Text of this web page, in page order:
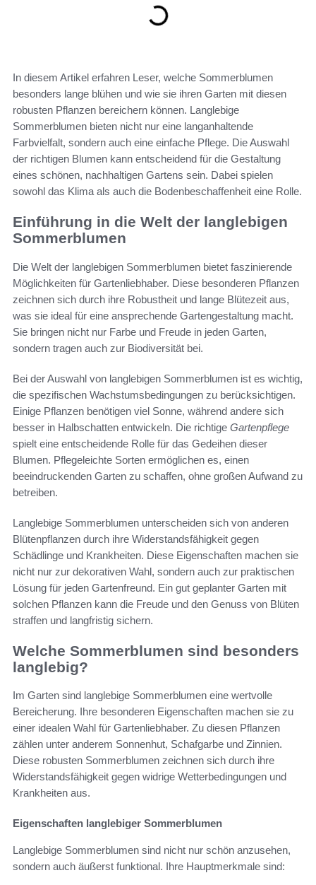
In diesem Artikel erfahren Leser, welche Sommerblumen
besonders lange blühen und wie sie ihren Garten mit diesen
robusten Pflanzen bereichern können. Langlebige
Sommerblumen bieten nicht nur eine langanhaltende
Farbvielfalt, sondern auch eine einfache Pflege. Die Auswahl
der richtigen Blumen kann entscheidend für die Gestaltung
eines schönen, nachhaltigen Gartens sein. Dabei spielen
sowohl das Klima als auch die Bodenbeschaffenheit eine Rolle.
Einführung in die Welt der langlebigen
Sommerblumen
Die Welt der langlebigen Sommerblumen bietet faszinierende
Möglichkeiten für Gartenliebhaber. Diese besonderen Pflanzen
zeichnen sich durch ihre Robustheit und lange Blütezeit aus,
was sie ideal für eine ansprechende Gartengestaltung macht.
Sie bringen nicht nur Farbe und Freude in jeden Garten,
sondern tragen auch zur Biodiversität bei.
Bei der Auswahl von langlebigen Sommerblumen ist es wichtig,
die spezifischen Wachstumsbedingungen zu berücksichtigen.
Einige Pflanzen benötigen viel Sonne, während andere sich
besser in Halbschatten entwickeln. Die richtige Gartenpflege
spielt eine entscheidende Rolle für das Gedeihen dieser
Blumen. Pflegeleichte Sorten ermöglichen es, einen
beeindruckenden Garten zu schaffen, ohne großen Aufwand zu
betreiben.
Langlebige Sommerblumen unterscheiden sich von anderen
Blütenpflanzen durch ihre Widerstandsfähigkeit gegen
Schädlinge und Krankheiten. Diese Eigenschaften machen sie
nicht nur zur dekorativen Wahl, sondern auch zur praktischen
Lösung für jeden Gartenfreund. Ein gut geplanter Garten mit
solchen Pflanzen kann die Freude und den Genuss von Blüten
straffen und langfristig sichern.
Welche Sommerblumen sind besonders
langlebig?
Im Garten sind langlebige Sommerblumen eine wertvolle
Bereicherung. Ihre besonderen Eigenschaften machen sie zu
einer idealen Wahl für Gartenliebhaber. Zu diesen Pflanzen
zählen unter anderem Sonnenhut, Schafgarbe und Zinnien.
Diese robusten Sommerblumen zeichnen sich durch ihre
Widerstandsfähigkeit gegen widrige Wetterbedingungen und
Krankheiten aus.
Eigenschaften langlebiger Sommerblumen
Langlebige Sommerblumen sind nicht nur schön anzusehen,
sondern auch äußerst funktional. Ihre Hauptmerkmale sind: